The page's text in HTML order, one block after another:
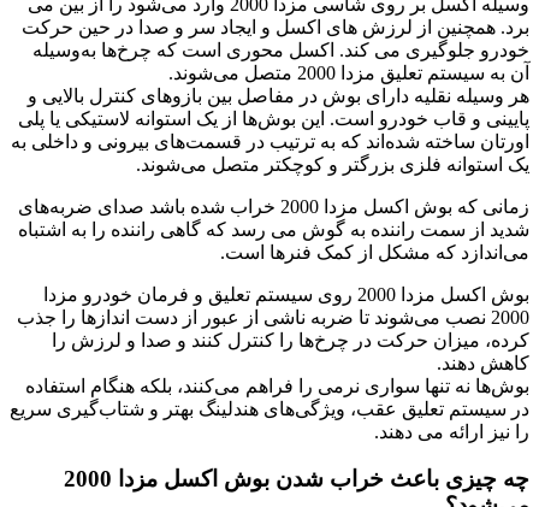
برد. همچنین از لرزش های اکسل و ایجاد سر و صدا در حین حرکت
خودرو جلوگیری می کند. اکسل محوری است که چرخ‌ها به‌وسیله
آن به سیستم تعلیق مزدا 2000 متصل می‌شوند.
هر وسیله نقلیه دارای بوش در مفاصل بین بازوهای کنترل بالایی و
پایینی و قاب خودرو است. این بوش‌ها از یک استوانه لاستیکی یا پلی
اورتان ساخته شده‌اند که به ترتیب در قسمت‌های بیرونی و داخلی به
یک استوانه فلزی بزرگتر و کوچکتر متصل می‌شوند.
زمانی که بوش اکسل مزدا 2000 خراب شده باشد صدای ضربه‌های
شدید از سمت راننده به گوش می رسد که گاهی راننده را به‌ اشتباه
می‌اندازد که مشکل از کمک‌ فنرها است.
بوش اکسل مزدا 2000 روی سیستم تعلیق و فرمان خودرو مزدا
2000 نصب می‌شوند تا ضربه ناشی از عبور از دست اندازها را جذب
کرده، میزان حرکت در چرخ‌ها را کنترل کنند و صدا و لرزش را
کاهش دهند.
بوش‌ها نه تنها سواری نرمی را فراهم می‌کنند، بلکه هنگام استفاده
در سیستم تعلیق عقب، ویژگی‌های هندلینگ بهتر و شتاب‌گیری سریع
را نیز ارائه می دهند.
چه چیزی باعث خراب شدن بوش اکسل مزدا 2000